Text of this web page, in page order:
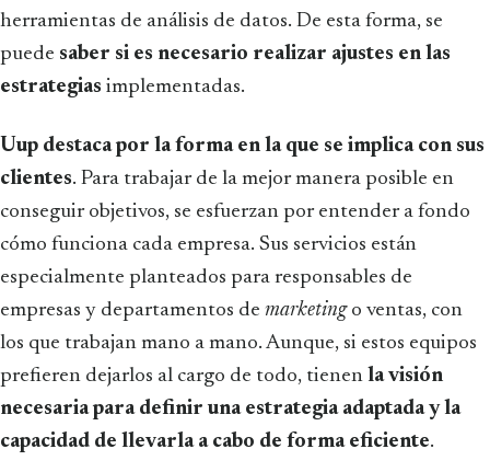
herramientas de análisis de datos. De esta forma, se
puede saber si es necesario realizar ajustes en las
estrategias implementadas.
Uup destaca por la forma en la que se implica con sus
clientes. Para trabajar de la mejor manera posible en
conseguir objetivos, se esfuerzan por entender a fondo
cómo funciona cada empresa. Sus servicios están
especialmente planteados para responsables de
empresas y departamentos de marketingo ventas, con
los que trabajan mano a mano. Aunque, si estos equipos
prefieren dejarlos al cargo de todo, tienen la visión
necesaria para definir una estrategia adaptada y la
capacidad de llevarla a cabo de forma eficiente.